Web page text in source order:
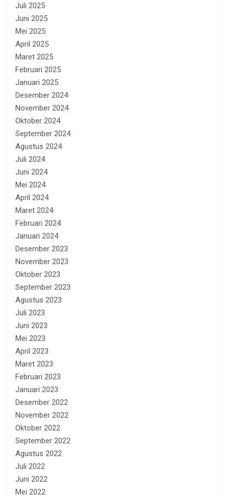
Juli 2025
Juni 2025
Mei 2025
April 2025
Maret 2025
Februari 2025
Januari 2025
Desember 2024
November 2024
Oktober 2024
September 2024
Agustus 2024
Juli 2024
Juni 2024
Mei 2024
April 2024
Maret 2024
Februari 2024
Januari 2024
Desember 2023
November 2023
Oktober 2023
September 2023
Agustus 2023
Juli 2023
Juni 2023
Mei 2023
April 2023
Maret 2023
Februari 2023
Januari 2023
Desember 2022
November 2022
Oktober 2022
September 2022
Agustus 2022
Juli 2022
Juni 2022
Mei 2022